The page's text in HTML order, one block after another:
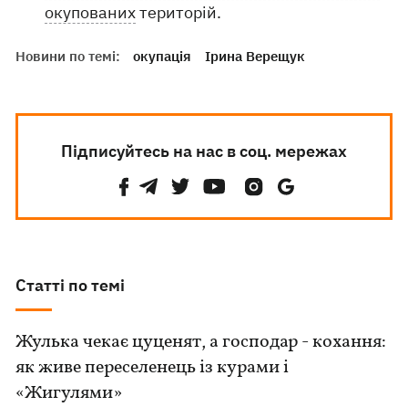
окупованихтериторій.
Новини по темі: окупація Ірина Верещук
Підписуйтесь на нас в соц. мережах
Статті по темі
Жулька чекає цуценят, а господар - кохання:
як живе переселенець із курами і
«Жигулями»